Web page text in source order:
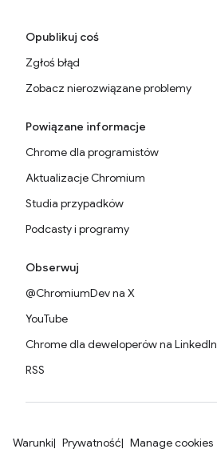
Opublikuj coś
Zgłoś błąd
Zobacz nierozwiązane problemy
Powiązane informacje
Chrome dla programistów
Aktualizacje Chromium
Studia przypadków
Podcasty i programy
Obserwuj
@ChromiumDev na X
YouTube
Chrome dla deweloperów na LinkedIn
RSS
Warunki Prywatność Manage cookies